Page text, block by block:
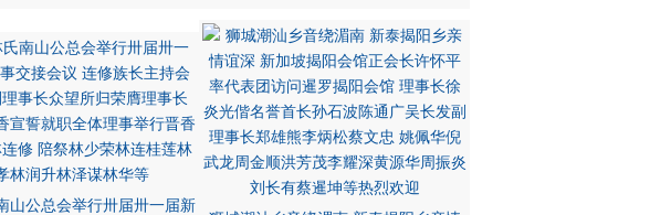
山公总会举行卅届卅一届新